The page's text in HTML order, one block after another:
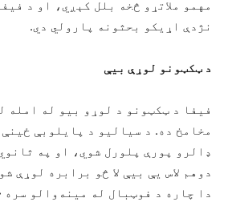
مهمو ملاتړو څخه بلل کېږي، او د
نژدې اړیکو بحثونه پارولي دي.
د ټکټونو لوړې بیې
فیفا د ټکټونو د لوړو بیو له امله
ډالرو پورې پلورل شوي، او په
دوهم لاس یې بیې لا څو برابره لوړې
دا چاره د فوټبال له مینه‌والو سره